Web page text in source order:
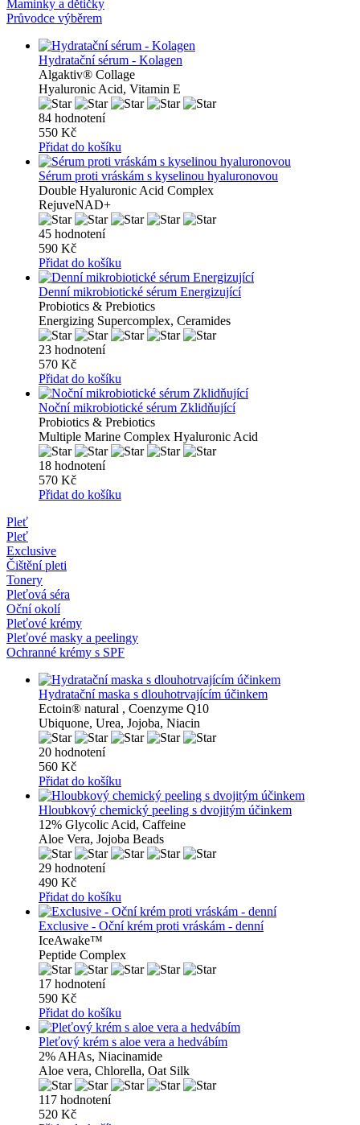
Maminky a dětičky
Průvodce výběrem
Hydratační sérum - Kolagen
Algaktiv® Collage
Hyaluronic Acid, Vitamin E
84 hodnotení
550 Kč
Přidat do košíku
Sérum proti vráskám s kyselinou hyaluronovou
Double Hyaluronic Acid Complex
RejuveNAD+
45 hodnotení
590 Kč
Přidat do košíku
Denní mikrobiotické sérum Energizující
Probiotics & Prebiotics
Energizing Supercomplex, Ceramides
23 hodnotení
570 Kč
Přidat do košíku
Noční mikrobiotické sérum Zklidňující
Probiotics & Prebiotics
Multiple Marine Complex Hyaluronic Acid
18 hodnotení
570 Kč
Přidat do košíku
Pleť
Pleť
Exclusive
Čištění pleti
Tonery
Pleťová séra
Oční okolí
Pleťové krémy
Pleťové masky a peelingy
Ochranné krémy s SPF
Hydratační maska ​​s dlouhotrvajícím účinkem
Ectoin® natural , Coenzyme Q10
Ubiquone, Urea, Jojoba, Niacin
20 hodnotení
560 Kč
Přidat do košíku
Hloubkový chemický peeling s dvojitým účinkem
12% Glycolic Acid, Caffeine
Aloe Vera, Jojoba Beads
29 hodnotení
490 Kč
Přidat do košíku
Exclusive - Oční krém proti vráskám - denní
IceAwake™
Peptide Complex
17 hodnotení
590 Kč
Přidat do košíku
Pleťový krém s aloe vera a hedvábím
2% AHAs, Niacinamide
Aloe vera, Chlorella, Oat Silk
117 hodnotení
520 Kč